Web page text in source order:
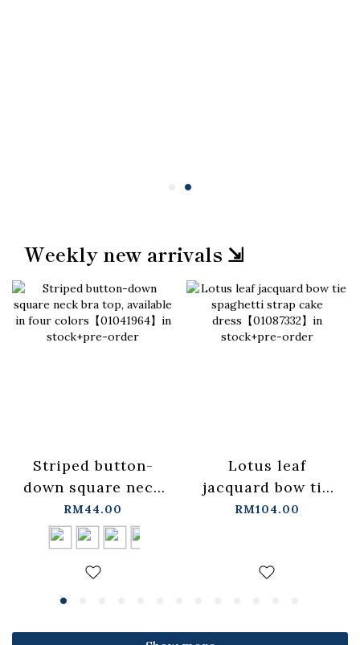
Weekly new arrivals ⇲
Striped button-
down square neck
bra top, available
in four
colors【01041964】
in stock+pre-order
RM44.00
Lotus leaf
jacquard bow tie
spaghetti strap
in stock+pre-order
RM104.00